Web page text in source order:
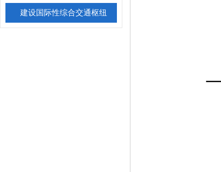
建设国际性综合交通枢纽